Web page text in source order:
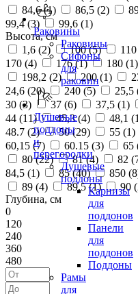
Раковины
Раковины
Сифоны
для
раковин
Душевые
поддоны
и
перегородки
Душевые
поддоны
Карнизы
для
поддонов
Панели
для
поддонов
Поддоны
Рамы
для
84,6 (1) 86,5 (2)
99,4 (3) 99,6 (1)
Высота, см
1,6 (2) 100 (5)
170 (4) 176 (1) 180 (1)
198,2 (2) 200 (1)
24,6 (20) 240 (5) 25,5
30 (3) 37 (6) 37,5 (1)
44 (11) 45,3 (4) 48,1 (1
48.7 (2) 50 (29) 55 (1)
60,15 (7) 60.15 (3) 65
80 (22) 81 (4) 82 (
84,5 (1) 85 (40) 850 (8
89 (4) 89,5 (1) 90 (
Глубина, см
0
120
240
360
480